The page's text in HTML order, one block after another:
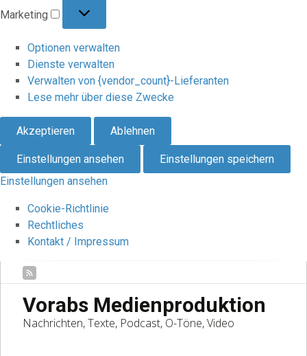
Marketing
Optionen verwalten
Dienste verwalten
Verwalten von {vendor_count}-Lieferanten
Lese mehr über diese Zwecke
Akzeptieren Ablehnen
Einstellungen ansehen
Einstellungen speichern
Einstellungen ansehen
Cookie-Richtlinie
Rechtliches
Kontakt / Impressum
Vorabs Medienproduktion
Nachrichten, Texte, Podcast, O-Töne, Video